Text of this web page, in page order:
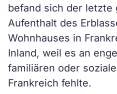
befand sich der letzte
Aufenthalt des
Wohnhauses in
Inland, weil es an
familiären oder
Frankreich fehlte.